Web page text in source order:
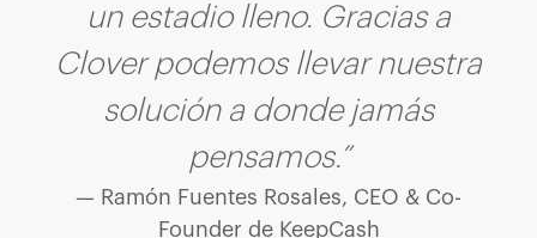
un estadio lleno. Gracias a
Clover podemos llevar nuestra
solución a donde jamás
pensamos.”
— Ramón Fuentes Rosales, CEO & Co-
Founder de KeepCash